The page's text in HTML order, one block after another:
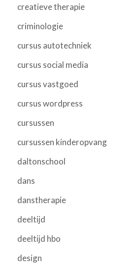
creatieve therapie
criminologie
cursus autotechniek
cursus social media
cursus vastgoed
cursus wordpress
cursussen
cursussen kinderopvang
daltonschool
dans
danstherapie
deeltijd
deeltijd hbo
design